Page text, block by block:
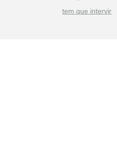
tem que intervir